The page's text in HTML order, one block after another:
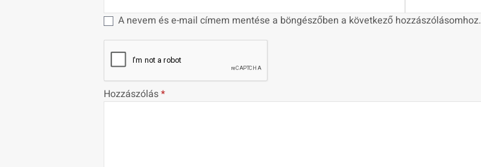
A nevem és e-mail címem mentése a böngészőben a következő hozzászólásomhoz.
Hozzászólás*